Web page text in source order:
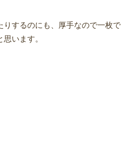
りするのにも、厚手なので一枚で
います。